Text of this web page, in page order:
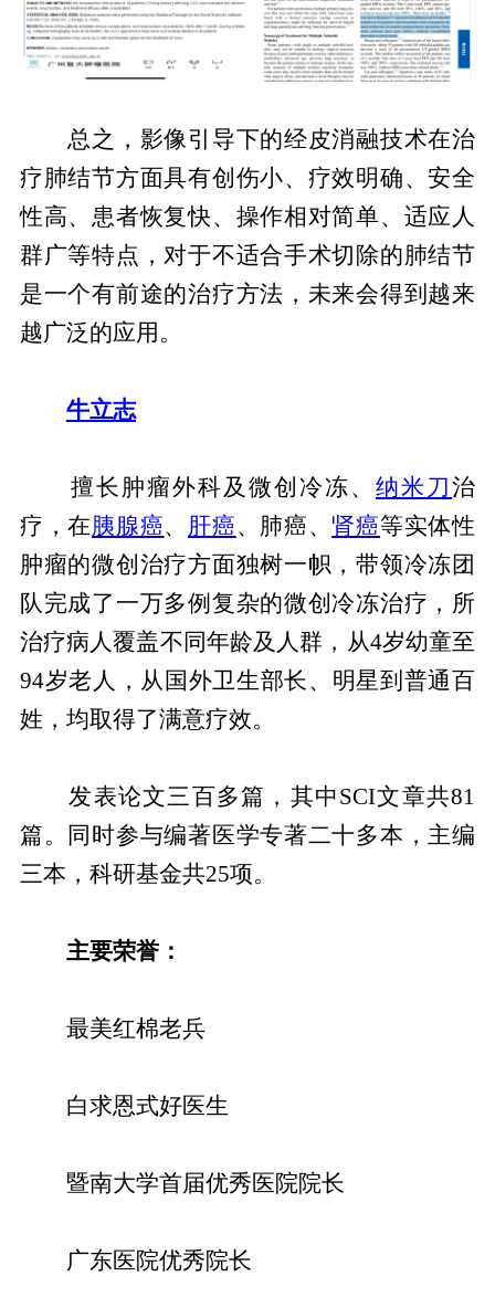
总之，影像引导下的经皮消融技术在治
疗肺结节方面具有创伤小、疗效明确、安全
性高、患者恢复快、操作相对简单、适应人
群广等特点，对于不适合手术切除的肺结节
是一个有前途的治疗方法，未来会得到越来
越广泛的应用。
牛立志
擅长肿瘤外科及微创冷冻、纳米刀治
疗，在胰腺癌、 肝癌、肺癌、 肾癌等实体性
肿瘤的微创治疗方面独树一帜，带领冷冻团
队完成了一万多例复杂的微创冷冻治疗，所
治疗病人覆盖不同年龄及人群，从4岁幼童至
94岁老人，从国外卫生部长、明星到普通百
姓，均取得了满意疗效。
发表论文三百多篇，其中SCI文章共81
篇。同时参与编著医学专著二十多本，主编
三本，科研基金共25项。
主要荣誉：
最美红棉老兵
白求恩式好医生
暨南大学首届优秀医院院长
广东医院优秀院长